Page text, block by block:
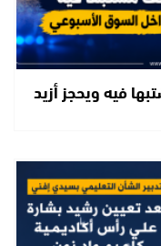
فيه ويحجز أزيد